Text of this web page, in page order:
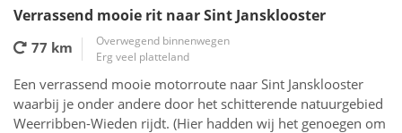
Verrassend mooie rit naar Sint Jansklooster
77 km
Overwegend binnenwegen
Erg veel platteland
Een verrassend mooie motorroute naar Sint Jansklooster
waarbij je onder andere door het schitterende natuurgebied
Weerribben-Wieden rijdt. (Hier hadden wij het genoegen om